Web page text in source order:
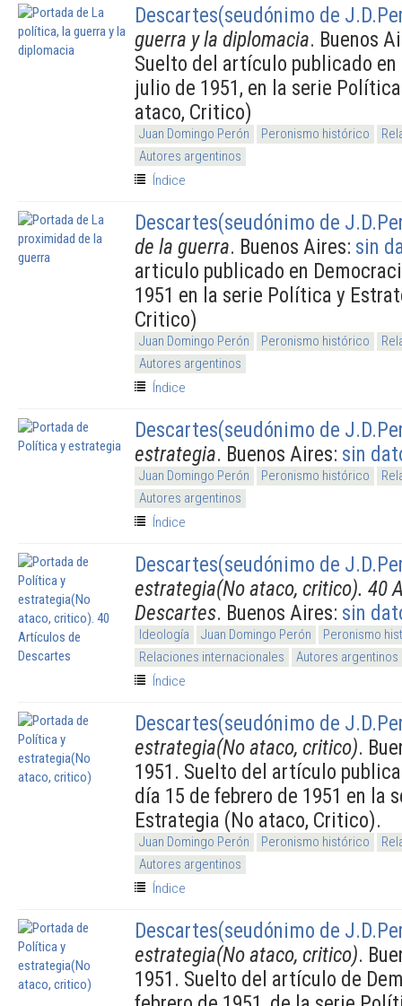
Descartes(seudónimo de
guerra y la diplomacia. Buenos
Suelto del artículo publicado
julio de 1951, en la serie
ataco, Critico)
Juan Domingo Perón Peronismo histórico
Autores argentinos
Índice
Descartes(seudónimo de
de la guerra. Buenos Aires: sin
articulo publicado en
1951 en la serie Política y
Critico)
Juan Domingo Perón Peronismo histórico
Autores argentinos
Índice
Descartes(seudónimo de
estrategia. Buenos Aires: sin
Juan Domingo Perón Peronismo histórico
Autores argentinos
Índice
Descartes(seudónimo de
estrategia(No ataco, critico). 40
Descartes. Buenos Aires: sin
Ideología Juan Domingo Perón
Peronismo
Relaciones internacionales
Autores argentinos
Índice
Descartes(seudónimo de
estrategia(No ataco, critico).
1951. Suelto del artículo
día 15 de febrero de 1951 en la
Estrategia (No ataco, Critico).
Juan Domingo Perón Peronismo histórico
Autores argentinos
Índice
Descartes(seudónimo de
estrategia(No ataco, critico).
1951. Suelto del artículo de